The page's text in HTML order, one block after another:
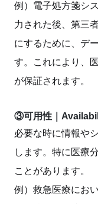
例）電子処方箋シ
力された後、第三
にするために、デ
す。これにより、
が保証されます。
③可用性｜
必要な時に情報や
します。特に医療
ことがあります。
例）救急医療にお